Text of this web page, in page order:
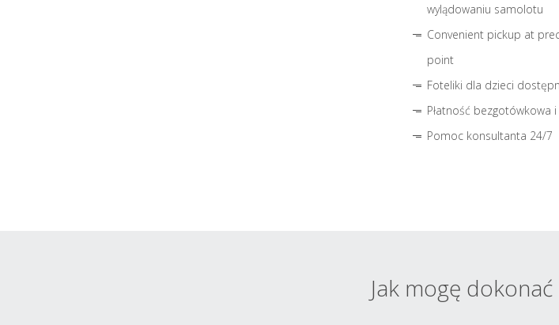
wylądowaniu samolotu
Convenient pickup at
point
Foteliki dla dzieci
Płatność bezgotówkowa
Pomoc konsultanta 24/7
Jak mogę dokonać